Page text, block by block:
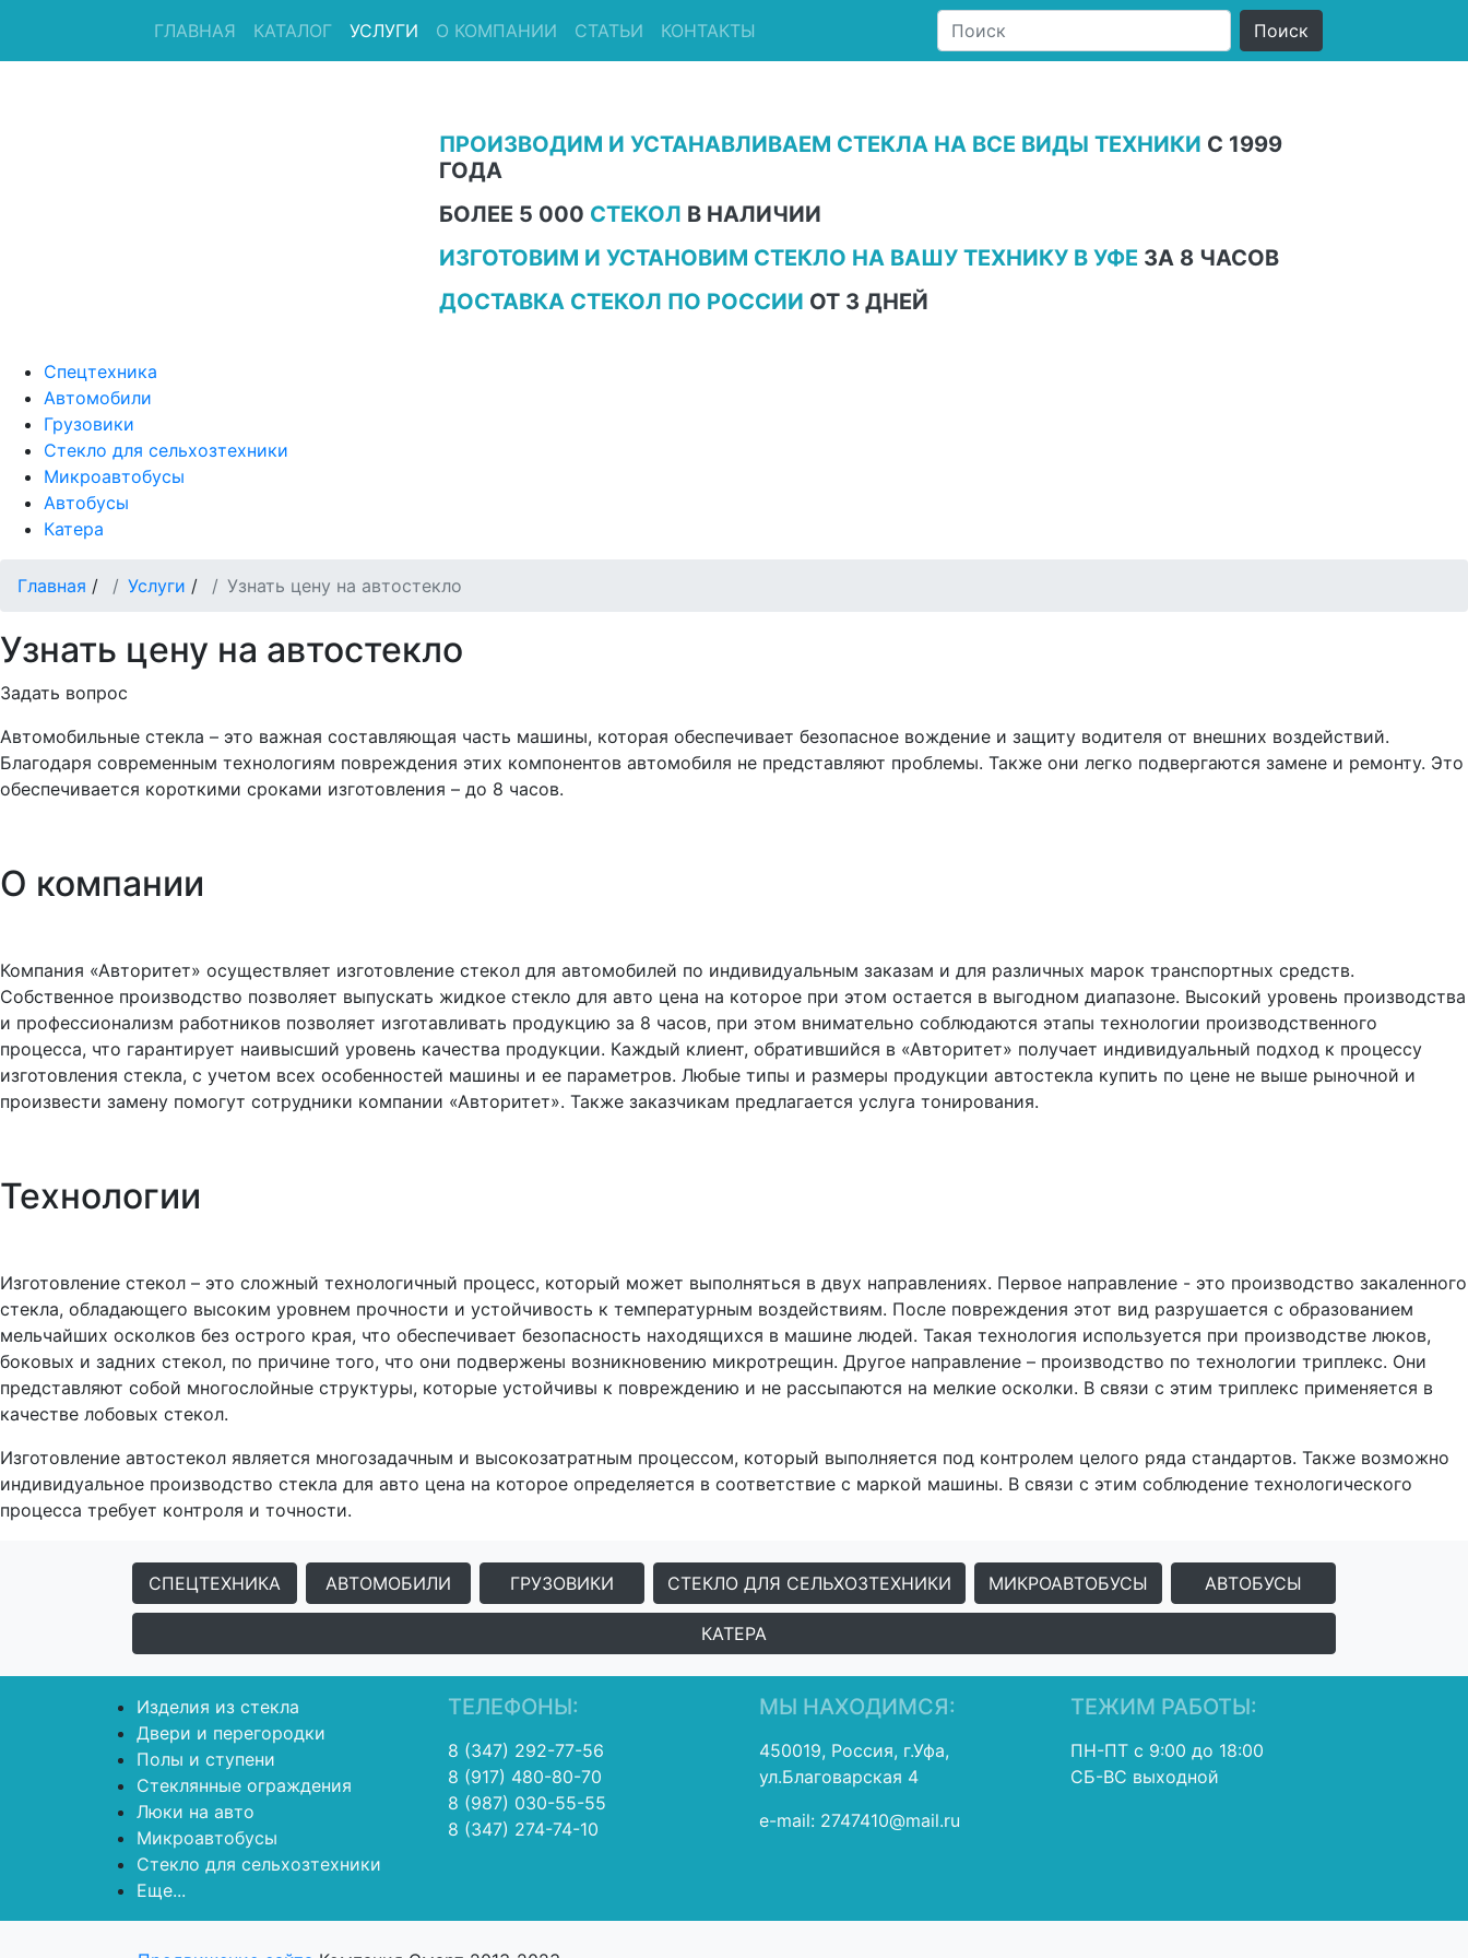
ГЛАВНАЯ КАТАЛОГ УСЛУГИ О КОМПАНИИ СТАТЬИ КОНТАКТЫ
ПРОИЗВОДИМ И УСТАНАВЛИВАЕМ СТЕКЛА НА ВСЕ ВИДЫ ТЕХНИКИ С 1999
ГОДА
БОЛЕЕ 5 000 СТЕКОЛ В НАЛИЧИИ
ИЗГОТОВИМ И УСТАНОВИМ СТЕКЛО НА ВАШУ ТЕХНИКУ В УФЕ ЗА 8 ЧАСОВ
ДОСТАВКА СТЕКОЛ ПО РОССИИ ОТ 3 ДНЕЙ
Спецтехника
Автомобили
Грузовики
Стекло для сельхозтехники
Микроавтобусы
Автобусы
Катера
Главная / Услуги / Узнать цену на автостекло
Узнать цену на автостекло
Задать вопрос
Автомобильные стекла – это важная составляющая часть машины, которая обеспечивает безопасное вождение и защиту водителя от внешних воздействий.
Благодаря современным технологиям повреждения этих компонентов автомобиля не представляют проблемы. Также они легко подвергаются замене и ремонту. Это
обеспечивается короткими сроками изготовления – до 8 часов.
О компании
Компания «Авторитет» осуществляет изготовление стекол для автомобилей по индивидуальным заказам и для различных марок транспортных средств.
Собственное производство позволяет выпускать жидкое стекло для авто цена на которое при этом остается в выгодном диапазоне. Высокий уровень производства
и профессионализм работников позволяет изготавливать продукцию за 8 часов, при этом внимательно соблюдаются этапы технологии производственного
процесса, что гарантирует наивысший уровень качества продукции. Каждый клиент, обратившийся в «Авторитет» получает индивидуальный подход к процессу
изготовления стекла, с учетом всех особенностей машины и ее параметров. Любые типы и размеры продукции автостекла купить по цене не выше рыночной и
произвести замену помогут сотрудники компании «Авторитет». Также заказчикам предлагается услуга тонирования.
Технологии
Изготовление стекол – это сложный технологичный процесс, который может выполняться в двух направлениях. Первое направление - это производство закаленного
стекла, обладающего высоким уровнем прочности и устойчивость к температурным воздействиям. После повреждения этот вид разрушается с образованием
мельчайших осколков без острого края, что обеспечивает безопасность находящихся в машине людей. Такая технология используется при производстве люков,
боковых и задних стекол, по причине того, что они подвержены возникновению микротрещин. Другое направление – производство по технологии триплекс. Они
представляют собой многослойные структуры, которые устойчивы к повреждению и не рассыпаются на мелкие осколки. В связи с этим триплекс применяется в
качестве лобовых стекол.
Изготовление автостекол является многозадачным и высокозатратным процессом, который выполняется под контролем целого ряда стандартов. Также возможно
индивидуальное производство стекла для авто цена на которое определяется в соответствие с маркой машины. В связи с этим соблюдение технологического
процесса требует контроля и точности.
СПЕЦТЕХНИКА АВТОМОБИЛИ ГРУЗОВИКИ СТЕКЛО ДЛЯ СЕЛЬХОЗТЕХНИКИ МИКРОАВТОБУСЫ АВТОБУСЫ
КАТЕРА
Изделия из стекла
Двери и перегородки
Полы и ступени
Стеклянные ограждения
Люки на авто
Микроавтобусы
Стекло для сельхозтехники
Еще...
ТЕЛЕФОНЫ:
8 (347) 292-77-56
8 (917) 480-80-70
8 (987) 030-55-55
8 (347) 274-74-10
МЫ НАХОДИМСЯ:
450019, Россия, г.Уфа,
ул.Благоварская 4
e-mail: 2747410@mail.ru
ТЕЖИМ РАБОТЫ:
ПН-ПТ с 9:00 до 18:00
СБ-ВС выходной